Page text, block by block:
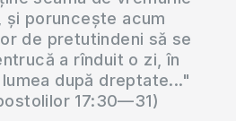
și poruncește acum
de pretutindeni să se
a rînduit o zi, în
după dreptate..."
17:30—31)